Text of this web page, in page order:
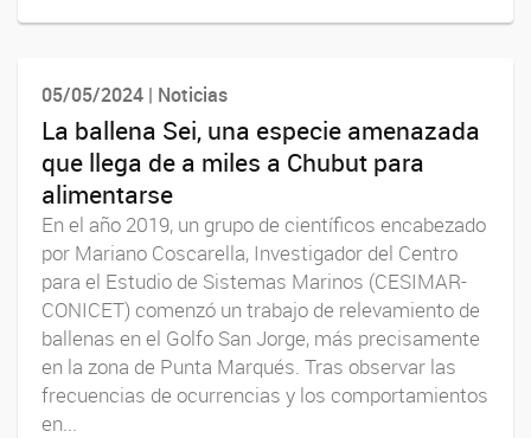
05/05/2024 | Noticias
La ballena Sei, una especie amenazada
que llega de a miles a Chubut para
alimentarse
En el año 2019, un grupo de científicos encabezado
por Mariano Coscarella, Investigador del Centro
para el Estudio de Sistemas Marinos (CESIMAR-
CONICET) comenzó un trabajo de relevamiento de
ballenas en el Golfo San Jorge, más precisamente
en la zona de Punta Marqués. Tras observar las
frecuencias de ocurrencias y los comportamientos
en...